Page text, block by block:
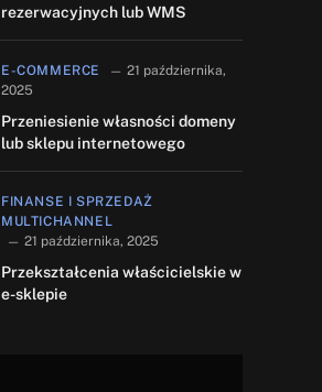
rezerwacyjnych lub WMS
E-COMMERCE
21 października,
2025
Przeniesienie własności domeny
lub sklepu internetowego
FINANSE I SPRZEDAŻ
MULTICHANNEL
21 października, 2025
Przekształcenia właścicielskie w
e-sklepie